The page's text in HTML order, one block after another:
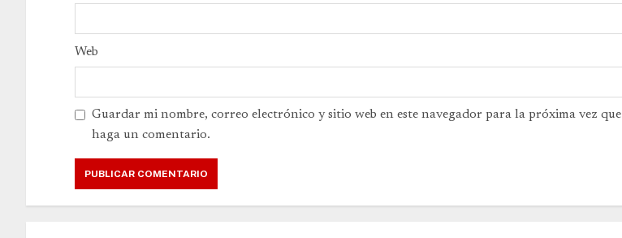
Web
Guardar mi nombre, correo electrónico y sitio web en este navegador para la próxima vez que
haga un comentario.